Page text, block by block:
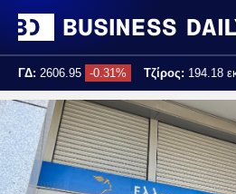
ΓΔ: 2606.95 -0.31% Τζίρος: 194.18
Τελ. ενημέρωση: 17:25:00